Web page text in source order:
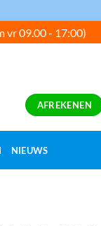
vr 09.00 - 17:00)
AFREKENEN
NIEUWS